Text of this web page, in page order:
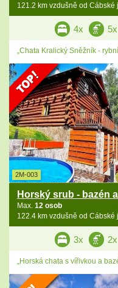
121.2 km vzdušně od Cábské
4x 5x
„Chata Kralický Sněžník -
2M-003
Horský srub - bazén
Max. 12 osob
122.4 km vzdušně od Cábské
3x 2x
„Horská chata s vířivkou a